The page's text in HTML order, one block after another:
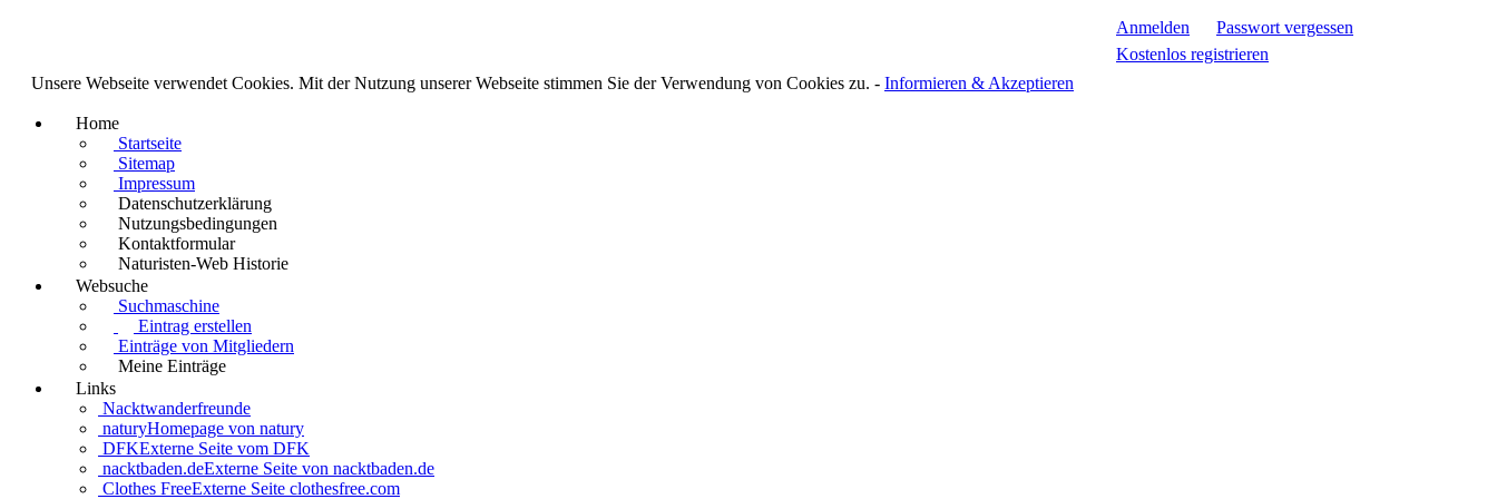
Anmelden
Passwort vergessen
Kostenlos registrieren
Unsere Webseite verwendet Cookies. Mit der Nutzung unserer Webseite stimmen Sie der Verwendung von Cookies zu. - Informieren & Akzeptieren
Home
Startseite
Sitemap
Impressum
Datenschutzerklärung
Nutzungsbedingungen
Kontaktformular
Naturisten-Web Historie
Websuche
Suchmaschine
Eintrag erstellen
Einträge von Mitgliedern
Meine Einträge
Links
Nacktwanderfreunde
naturyHomepage von natury
DFKExterne Seite vom DFK
nacktbaden.deExterne Seite von nacktbaden.de
Clothes FreeExterne Seite clothesfree.com